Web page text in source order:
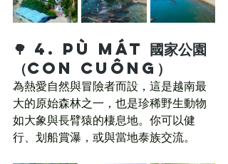
🌳 4. Pù Mát 國家公園
（Con Cuông）
為熱愛自然與冒險者而設，這是越南最
大的原始森林之一，也是珍稀野生動物
如大象與長臂猿的棲息地。你可以健
行、划船賞瀑，或與當地泰族交流。